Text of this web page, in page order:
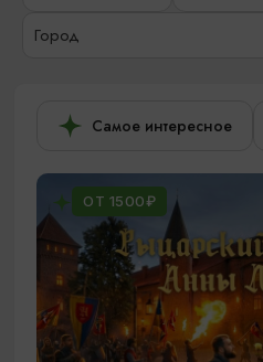
Город
Самое интересное
ОТ 1500₽